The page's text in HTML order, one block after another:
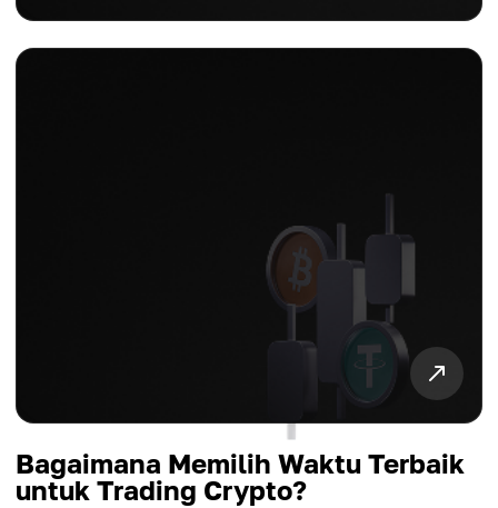
Bagaimana Memilih Waktu Terbaik
untuk Trading Crypto?